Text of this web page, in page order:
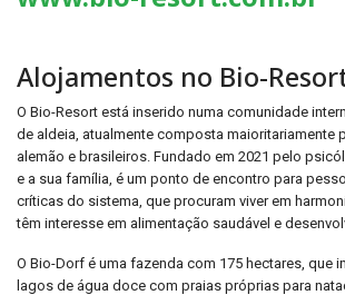
Alojamentos no Bio-
O Bio-Resort está inserido numa comunidade
de aldeia, atualmente composta maioritariamente
alemão e brasileiros. Fundado em 2021 pelo
e a sua família, é um ponto de encontro para
críticas do sistema, que procuram viver em
têm interesse em alimentação saudável e
O Bio-Dorf é uma fazenda com 175 hectares, que
lagos de água doce com praias próprias para